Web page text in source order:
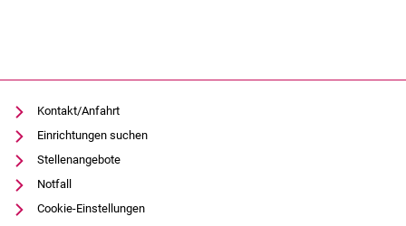
Kontakt/Anfahrt
Einrichtungen suchen
Stellenangebote
Notfall
Cookie-Einstellungen